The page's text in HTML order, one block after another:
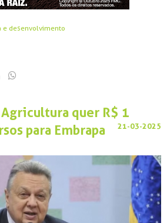
e desenvolvimento
quer R$ 1
para Embrapa
21-03-2025